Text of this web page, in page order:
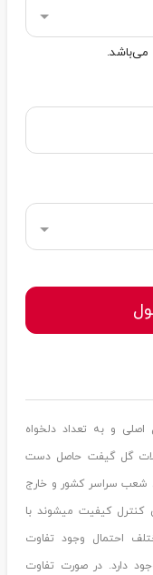
می‌باشد.
و به تعداد دلخواه
گل گیفت حاصل دست
شعب سراسر کشور و خارج
کنترل کیفیت میشوند با
احتمال وجود تفاوت
با تصویر آن تا ۲۰درصد وجود دارد. در صورت تفاوت